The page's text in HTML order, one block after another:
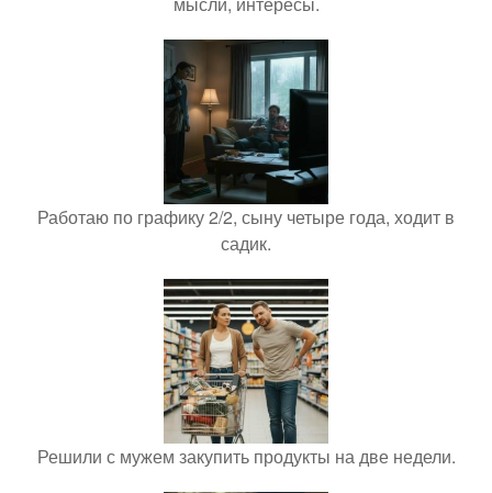
Работаю по графику 2/2, сыну четыре года, ходит в
садик.
Решили с мужем закупить продукты на две недели.